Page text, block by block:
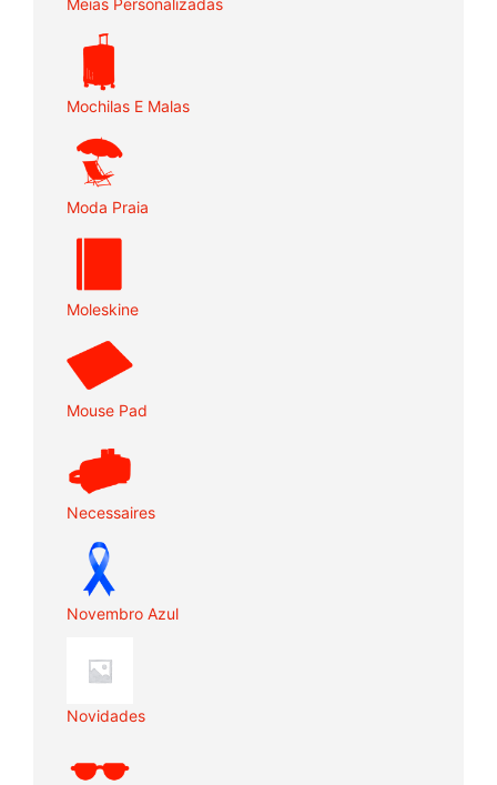
Meias Personalizadas
Mochilas E Malas
Moda Praia
Moleskine
Mouse Pad
Necessaires
Novembro Azul
Novidades